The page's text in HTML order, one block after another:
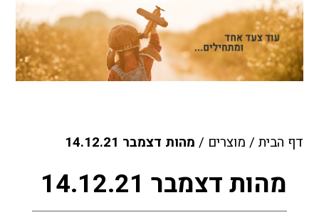
דף הבית / מוצרים / מהות דצמבר 14.12.21
מהות דצמבר 14.12.21